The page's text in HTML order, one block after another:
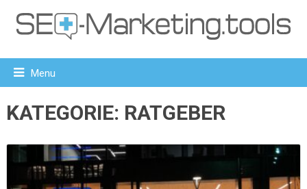
Menu
KATEGORIE: RATGEBER